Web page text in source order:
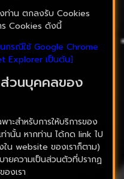
ท่าน ตกลงรับ Cookies
ร Cookies ดังนี้
กรณีใช้ Google Chrome
Explorer เป็นต้น]
วนบุคคลของ
ะสำหรับการให้บริการของ
ท่านั้น หากท่าน ได้กด link ไป
น website ของเราก็ตาม)
ยความเป็นส่วนตัวที่ปรากฏ
งเรา